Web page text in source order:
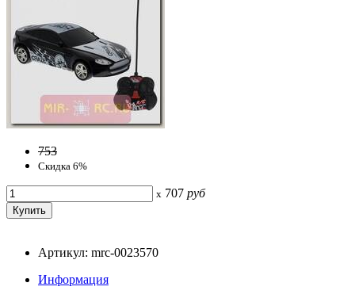
753
Скидка 6%
x 707 руб
Артикул: mrc-0023570
Информация